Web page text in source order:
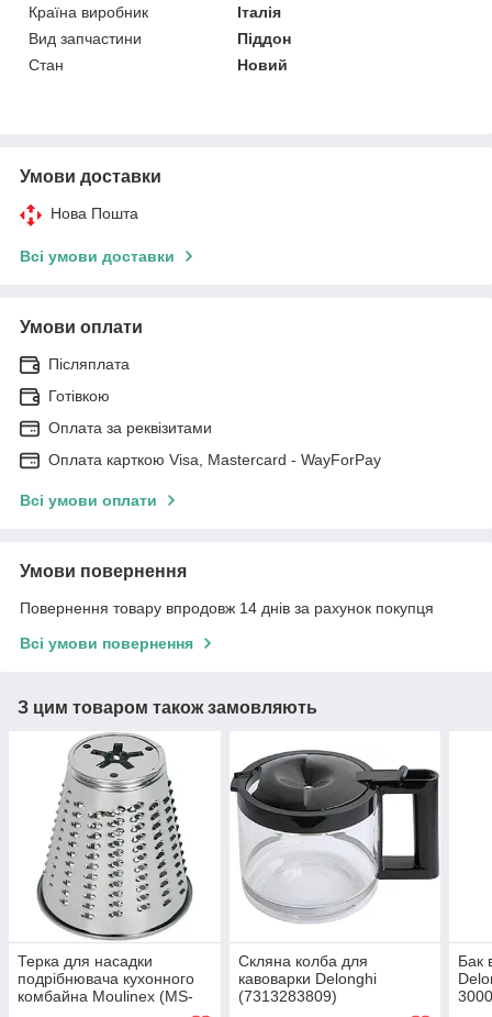
Країна виробник
Італія
Вид запчастини
Піддон
Стан
Новий
Умови доставки
Нова Пошта
Всі умови доставки
Умови оплати
Післяплата
Готівкою
Оплата за реквізитами
Оплата карткою Visa, Mastercard - WayForPay
Всі умови оплати
Умови повернення
Повернення товару впродовж 14 днів за рахунок покупця
Всі умови повернення
З цим товаром також замовляють
Терка для насадки
подрібнювача кухонного
комбайна Moulinex (MS-
Скляна колба для
кавоварки Delonghi
(7313283809)
Бак